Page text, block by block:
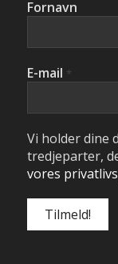
Fornavn
E-mail *
Vi holder dine
tredjeparter,
vores